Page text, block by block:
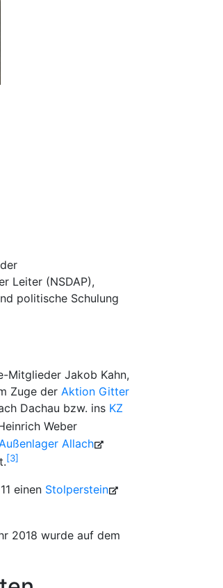
Leiter (NSDAP),
politische Schulung
Mitglieder Jakob Kahn,
Zuge der Aktion Gitter
Dachau bzw. ins KZ
Weber
Allach
3
einen Stolperstein
2018 wurde auf dem